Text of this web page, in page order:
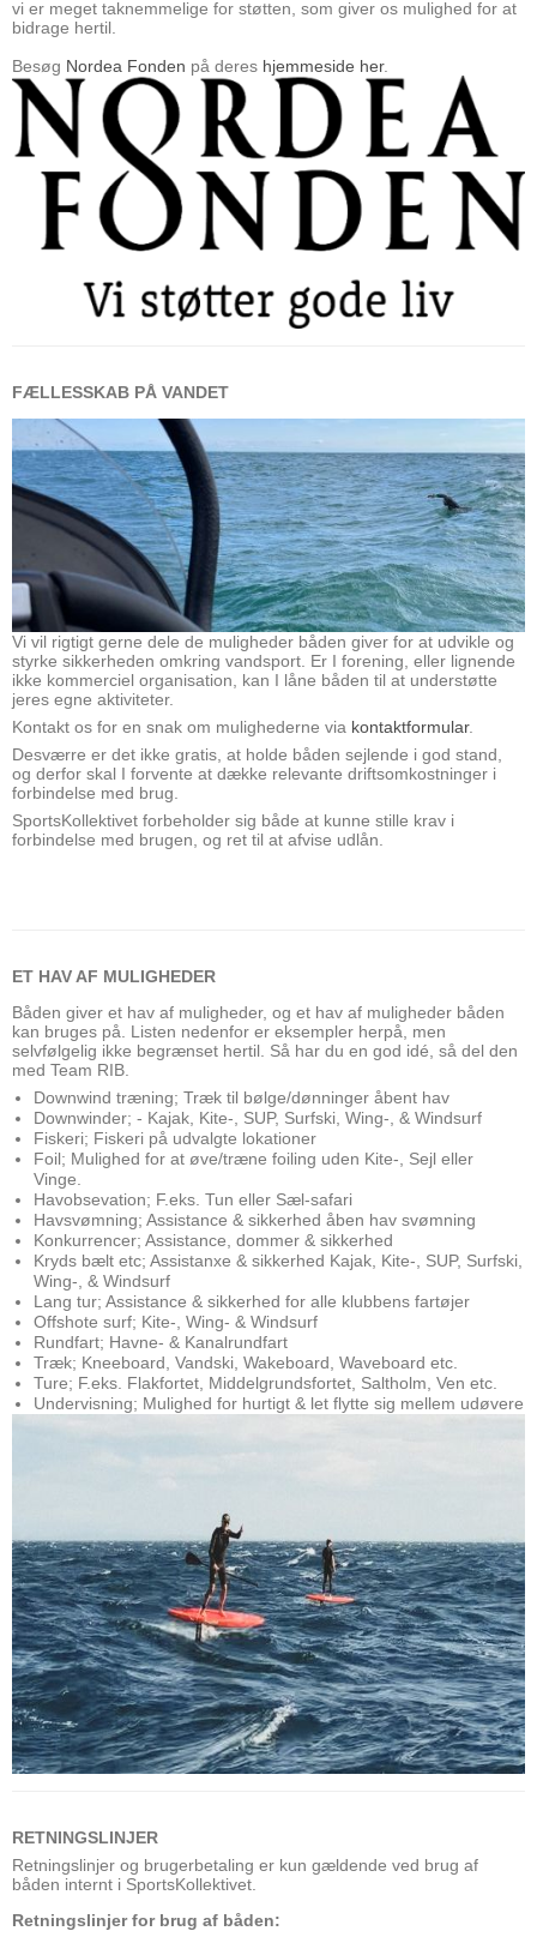
vi er meget taknemmelige for støtten, som giver os mulighed for at
bidrage hertil.
Besøg Nordea Fonden på deres hjemmeside her.
FÆLLESSKAB PÅ VANDET
Vi vil rigtigt gerne dele de muligheder båden giver for at udvikle og
styrke sikkerheden omkring vandsport. Er I forening, eller lignende
ikke kommerciel organisation, kan I låne båden til at understøtte
jeres egne aktiviteter.
Kontakt os for en snak om mulighederne via kontaktformular.
Desværre er det ikke gratis, at holde båden sejlende i god stand,
og derfor skal I forvente at dække relevante driftsomkostninger i
forbindelse med brug.
SportsKollektivet forbeholder sig både at kunne stille krav i
forbindelse med brugen, og ret til at afvise udlån.
ET HAV AF MULIGHEDER
Båden giver et hav af muligheder, og et hav af muligheder båden
kan bruges på. Listen nedenfor er eksempler herpå, men
selvfølgelig ikke begrænset hertil. Så har du en god idé, så del den
med Team RIB.
Downwind træning; Træk til bølge/dønninger åbent hav
Downwinder; - Kajak, Kite-, SUP, Surfski, Wing-, & Windsurf
Fiskeri; Fiskeri på udvalgte lokationer
Foil; Mulighed for at øve/træne foiling uden Kite-, Sejl eller
Vinge.
Havobsevation; F.eks. Tun eller Sæl-safari
Havsvømning; Assistance & sikkerhed åben hav svømning
Konkurrencer; Assistance, dommer & sikkerhed
Kryds bælt etc; Assistanxe & sikkerhed Kajak, Kite-, SUP, Surfski,
Wing-, & Windsurf
Lang tur; Assistance & sikkerhed for alle klubbens fartøjer
Offshote surf; Kite-, Wing- & Windsurf
Rundfart; Havne- & Kanalrundfart
Træk; Kneeboard, Vandski, Wakeboard, Waveboard etc.
Ture; F.eks. Flakfortet, Middelgrundsfortet, Saltholm, Ven etc.
Undervisning; Mulighed for hurtigt & let flytte sig mellem udøvere
RETNINGSLINJER
Retningslinjer og brugerbetaling er kun gældende ved brug af
båden internt i SportsKollektivet.
Retningslinjer for brug af båden: